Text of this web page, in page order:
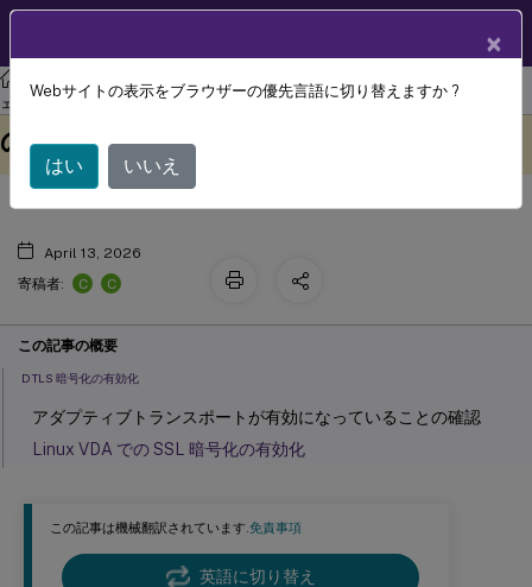
リナックス バーチャル デリバリー エージェント
Linux仮想配信エージ
ェント 2411
この記事は機械翻訳されています.免責事項
英語に切り替え
翻訳されています。
DTLS を使用したユーザーセッション
の保護
April 13, 2026
寄稿者:
C C
この記事の概要
DTLS 暗号化の有効化
アダプティブトランスポートが有効になっていることの確認
Linux VDA での SSL 暗号化の有効化
×
Webサイトの表示をブラウザーの優先言語に切り替えますか ?
はい いいえ